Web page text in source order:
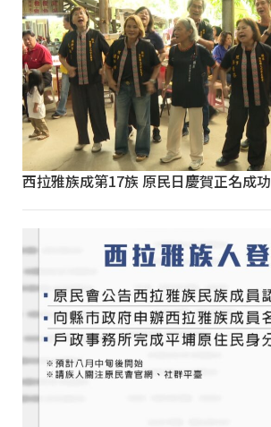
西拉雅族成第17族 原民日慶賀正名成功